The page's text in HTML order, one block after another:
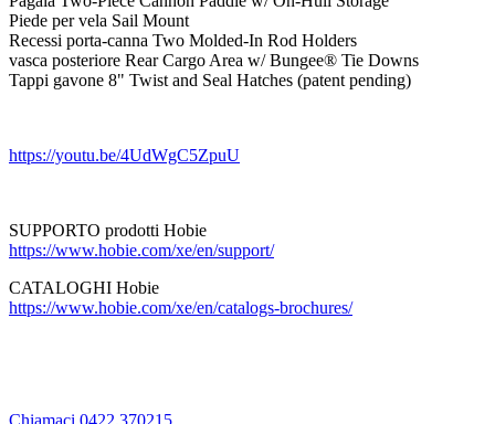
Piede per vela Sail Mount
Recessi porta-canna Two Molded-In Rod Holders
vasca posteriore Rear Cargo Area w/ Bungee® Tie Downs
Tappi gavone 8" Twist and Seal Hatches (patent pending)
https://youtu.be/4UdWgC5ZpuU
SUPPORTO prodotti Hobie
https://www.hobie.com/xe/en/support/
CATALOGHI Hobie
https://www.hobie.com/xe/en/catalogs-brochures/
Chiamaci 0422.370215